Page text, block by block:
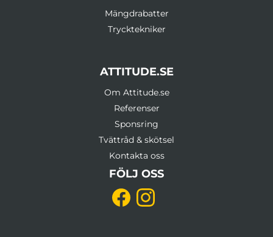
Mängdrabatter
Trycktekniker
ATTITUDE.SE
Om Attitude.se
Referenser
Sponsring
Tvättråd & skötsel
Kontakta oss
FÖLJ OSS